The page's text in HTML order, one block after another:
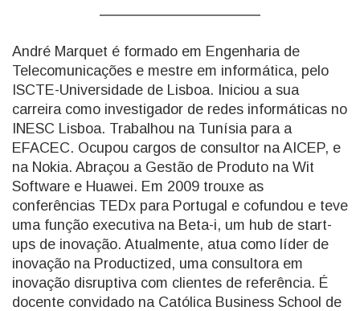
André Marquet é formado em Engenharia de
Telecomunicações e mestre em informática, pelo
ISCTE-Universidade de Lisboa. Iniciou a sua
carreira como investigador de redes informáticas no
INESC Lisboa. Trabalhou na Tunísia para a
EFACEC. Ocupou cargos de consultor na AICEP, e
na Nokia. Abraçou a Gestão de Produto na Wit
Software e Huawei. Em 2009 trouxe as
conferências TEDx para Portugal e cofundou e teve
uma função executiva na Beta-i, um hub de start-
ups de inovação. Atualmente, atua como líder de
inovação na Productized, uma consultora em
inovação disruptiva com clientes de referência. É
docente convidado na Católica Business School de